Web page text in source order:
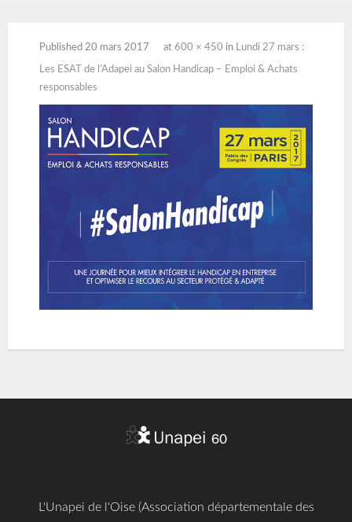
Published 20 mars 2017 at 600 × 450 in Lundi 27 mars :
Les ESAT de l’Adapei au Salon Handicap – Emploi & Achats
responsables
L'Unapei de l'Oise (Association départementale des